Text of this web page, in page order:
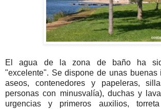
El agua de la zona de baño ha
"excelente". Se dispone de unas buenas
aseos, contenedores y papeleras,
personas con minusvalía), duchas y
urgencias y primeros auxilios,